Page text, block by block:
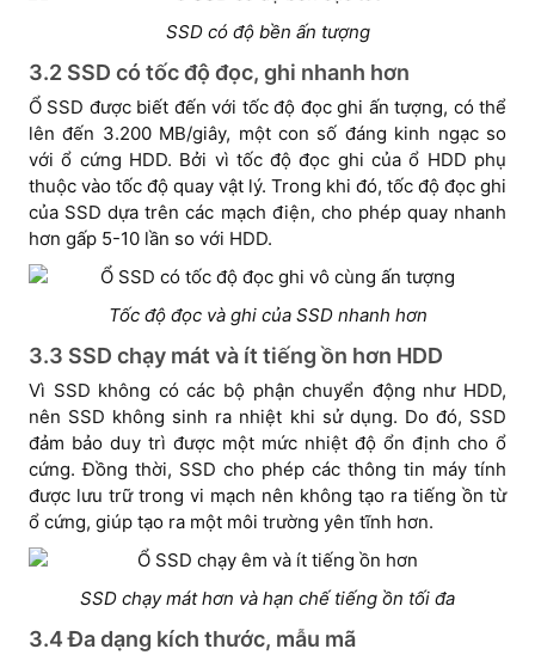
SSD có độ bền ấn tượng
3.2 SSD có tốc độ đọc, ghi nhanh hơn
Ổ SSD được biết đến với tốc độ đọc ghi ấn tượng, có thể
lên đến 3.200 MB/giây, một con số đáng kinh ngạc so
với ổ cứng HDD. Bởi vì tốc độ đọc ghi của ổ HDD phụ
thuộc vào tốc độ quay vật lý. Trong khi đó, tốc độ đọc ghi
của SSD dựa trên các mạch điện, cho phép quay nhanh
hơn gấp 5-10 lần so với HDD.
Tốc độ đọc và ghi của SSD nhanh hơn
3.3 SSD chạy mát và ít tiếng ồn hơn HDD
Vì SSD không có các bộ phận chuyển động như HDD,
nên SSD không sinh ra nhiệt khi sử dụng. Do đó, SSD
đảm bảo duy trì được một mức nhiệt độ ổn định cho ổ
cứng. Đồng thời, SSD cho phép các thông tin máy tính
được lưu trữ trong vi mạch nên không tạo ra tiếng ồn từ
ổ cứng, giúp tạo ra một môi trường yên tĩnh hơn.
SSD chạy mát hơn và hạn chế tiếng ồn tối đa
3.4 Đa dạng kích thước, mẫu mã